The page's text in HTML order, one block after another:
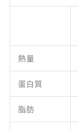
熱量
蛋白質
脂肪